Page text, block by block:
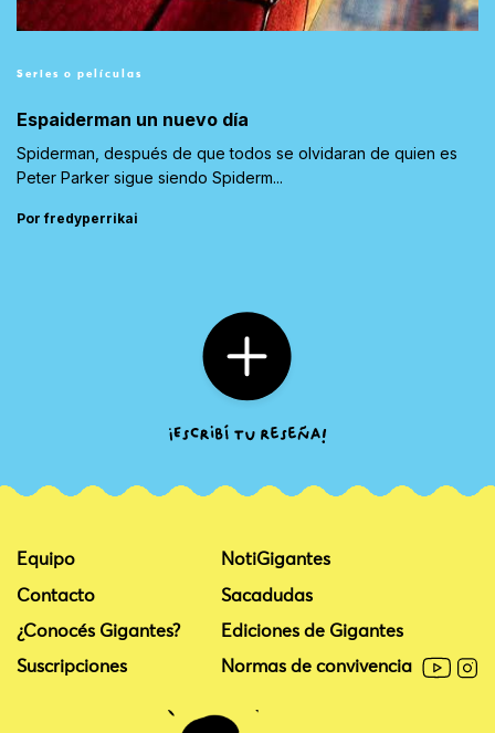
Series o películas
Espaiderman un nuevo día
Spiderman, después de que todos se olvidaran de quien es
Peter Parker sigue siendo Spiderm...
Por fredyperrikai
Equipo
Contacto
¿Conocés Gigantes?
Suscripciones
NotiGigantes
Sacadudas
Ediciones de Gigantes
Normas de convivencia